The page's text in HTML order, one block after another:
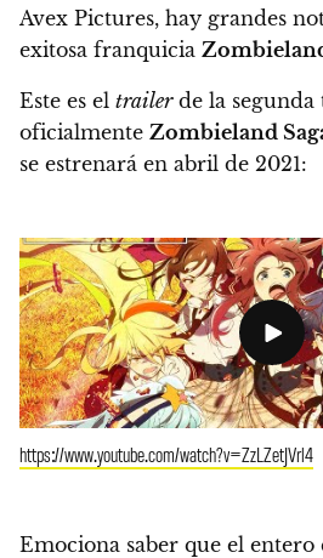
Avex Pictures, hay grandes
exitosa franquicia
Este es el trailerde la segunda
oficialmente Zombieland
se estrenará en abril de 2021:
https://www.youtube.com/watch?v=ZzLZetJVrl4
Emociona saber que el entero